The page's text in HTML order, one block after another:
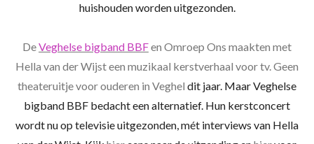
huishouden worden uitgezonden.
DeVeghelse bigband BBFen Omroep Ons maakten met
Hella van der Wijst een muzikaal kerstverhaal voor tv. Geen
theateruitje voor ouderen in Veghel dit jaar. Maar Veghelse
bigband BBF bedacht een alternatief. Hun kerstconcert
wordt nu op televisie uitgezonden, mét interviews van Hella